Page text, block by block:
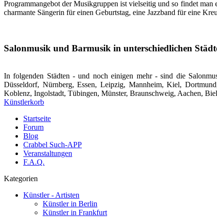
Programmangebot der Musikgruppen ist vielseitig und so findet
charmante Sängerin für einen Geburtstag, eine Jazzband für eine
Salonmusik und Barmusik in unterschiedlichen
In folgenden Städten - und noch einigen mehr - sind die
Düsseldorf, Nürnberg, Essen, Leipzig, Mannheim, Kiel,
Koblenz, Ingolstadt, Tübingen, Münster, Braunschweig, Aachen,
Künstlerkorb
Startseite
Forum
Blog
Crabbel Such-APP
Veranstaltungen
F.A.Q.
Kategorien
Künstler - Artisten
Künstler in Berlin
Künstler in Frankfurt